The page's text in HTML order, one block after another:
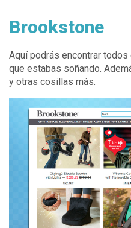
Brookstone
Aquí podrás encontrar
que estabas soñando.
y otras cosillas más.